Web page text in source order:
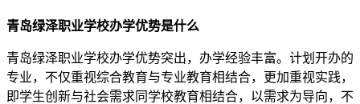
青岛绿泽职业学校办学优势是什么
青岛绿泽职业学校办学优势突出，办学经验丰富。计划开办的
专业，不仅重视综合教育与专业教育相结合，更加重视实践，
即学生创新与社会需求同学校教育相结合，以需求为导向，不